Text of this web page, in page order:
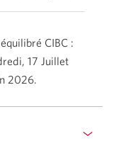
CIBC :
17 Juillet
2026.